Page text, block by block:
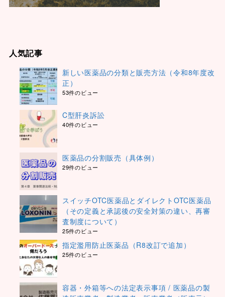
人気記事
新しい医薬品の分類と販売方法（令和8年度改
正）
53件のビュー
C型肝炎訴訟
40件のビュー
医薬品の分割販売（具体例）
29件のビュー
スイッチOTC医薬品とダイレクトOTC医薬品
（その定義と承認後の安全対策の違い、再審
査制度について）
25件のビュー
指定濫用防止医薬品（R8改訂で追加）
25件のビュー
容器・外箱等への法定表示事項 / 医薬品の製